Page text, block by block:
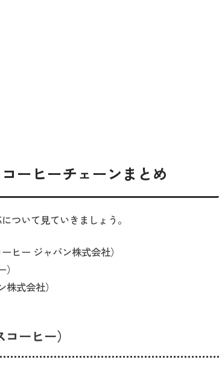
ーヒーチェーンまとめ
ついて見ていきましょう。
ヒー ジャパン株式会社）
式会社）
ーヒー）